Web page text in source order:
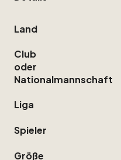
Land
Club
oder
Nationalmannschaft
Liga
Spieler
Größe